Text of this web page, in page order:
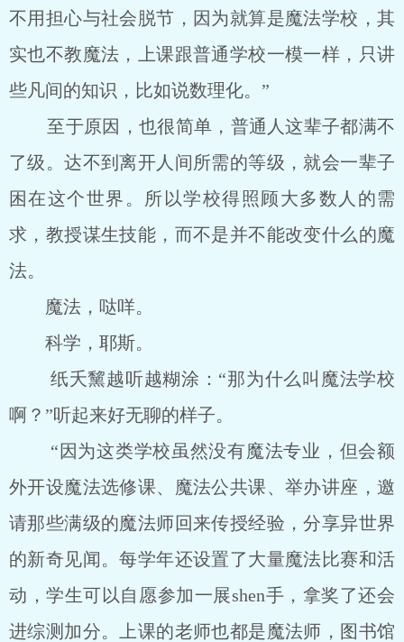
不用担心与社会脱节，因为就算是魔法学校，其
实也不教魔法，上课跟普通学校一模一样，只讲
些凡间的知识，比如说数理化。”
至于原因，也很简单，普通人这辈子都满不
了级。达不到离开人间所需的等级，就会一辈子
困在这个世界。所以学校得照顾大多数人的需
求，教授谋生技能，而不是并不能改变什么的魔
法。
魔法，哒咩。
科学，耶斯。
纸夭黧越听越糊涂：“那为什么叫魔法学校
啊？”听起来好无聊的样子。
“因为这类学校虽然没有魔法专业，但会额
外开设魔法选修课、魔法公共课、举办讲座，邀
请那些满级的魔法师回来传授经验，分享异世界
的新奇见闻。每学年还设置了大量魔法比赛和活
动，学生可以自愿参加一展shen手，拿奖了还会
进综测加分。上课的老师也都是魔法师，图书馆